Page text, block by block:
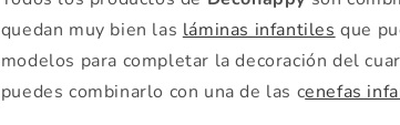
quedan muy bien las láminas infantiles que
modelos para completar la decoración del
puedes combinarlo con una de las cenefas